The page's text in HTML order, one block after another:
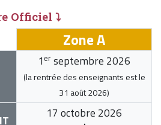
Officiel ⤵
Zone A
1 er septembre 2026
(la rentrée des enseignants est le
31 août 2026)
17 octobre 2026